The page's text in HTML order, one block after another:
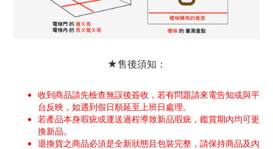
★售後須知：
收到商品請先檢查無誤後簽收，若有問題請來電告知或與平
台反映，如遇到假日順延至上班日處理。
若產品本身瑕疵或運送過程導致新品瑕疵，鑑賞期內均可更
換新品。
退換貨之商品必須是全新狀態且包裝完整，請保持商品及內